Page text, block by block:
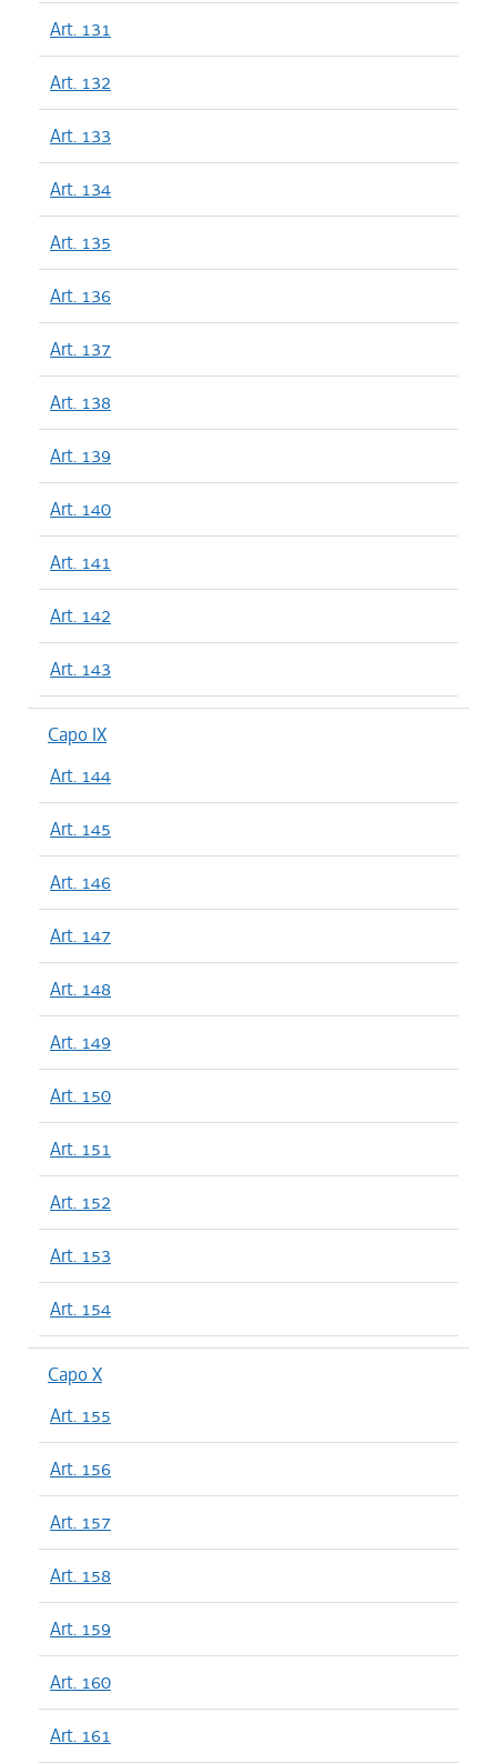
Art. 131
Art. 132
Art. 133
Art. 134
Art. 135
Art. 136
Art. 137
Art. 138
Art. 139
Art. 140
Art. 141
Art. 142
Art. 143
Capo IX
Art. 144
Art. 145
Art. 146
Art. 147
Art. 148
Art. 149
Art. 150
Art. 151
Art. 152
Art. 153
Art. 154
Capo X
Art. 155
Art. 156
Art. 157
Art. 158
Art. 159
Art. 160
Art. 161